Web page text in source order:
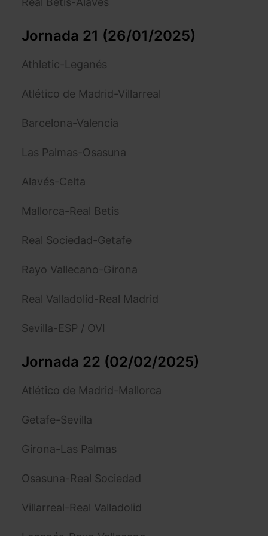
Jornada 21 (26/01/2025)
Athletic-Leganés
Atlético de Madrid-Villarreal
Barcelona-Valencia
Las Palmas-Osasuna
Alavés-Celta
Mallorca-Real Betis
Real Sociedad-Getafe
Rayo Vallecano-Girona
Real Valladolid-Real Madrid
Sevilla-ESP / OVI
Jornada 22 (02/02/2025)
Atlético de Madrid-Mallorca
Getafe-Sevilla
Girona-Las Palmas
Osasuna-Real Sociedad
Villarreal-Real Valladolid